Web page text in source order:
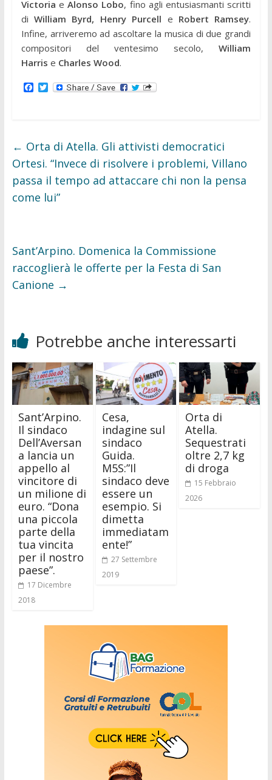
Victoria eAlonso Lobo, fino agli entusiasmanti scritti
diWilliam Byrd, Henry Purcell e Robert Ramsey.
Infine, arriveremo ad ascoltare la musica di due grandi
compositori del ventesimo secolo,William
Harris e Charles Wood.
F
o
T
r
← Orta di Atella. Gli attivisti democratici
Ortesi. “Invece di risolvere i problemi, Villano
passa il tempo ad attaccare chi non la pensa
come lui”
Sant’Arpino. Domenica la Commissione
raccoglierà le offerte per la Festa di San
Canione →
Potrebbe anche interessarti
Sant’Arpino.
Il sindaco
Dell’Aversan
a lancia un
appello al
vincitore di
un milione di
euro. “Dona
una piccola
parte della
tua vincita
per il nostro
paese”.
17 Dicembre
2018
Cesa,
indagine sul
sindaco
Guida.
M5S:”Il
sindaco deve
essere un
esempio. Si
dimetta
immediatam
ente!”
27 Settembre
2019
Orta di
Atella.
Sequestrati
oltre 2,7 kg
di droga
15 Febbraio
2026